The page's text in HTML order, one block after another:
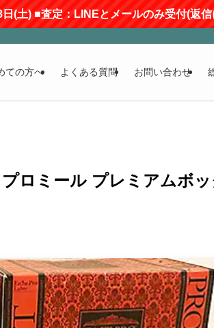
：LINEとメールのみ受付(返信にはお時
ての方へ よくある質問 お問い合わせ
ロミール プレミアムボ